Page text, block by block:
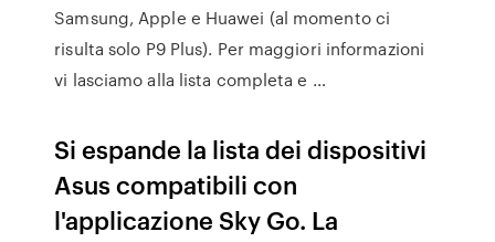
Samsung, Apple e Huawei (al momento ci
risulta solo P9 Plus). Per maggiori informazioni
vi lasciamo alla lista completa e …
Si espande la lista dei dispositivi
Asus compatibili con
l'applicazione Sky Go. La